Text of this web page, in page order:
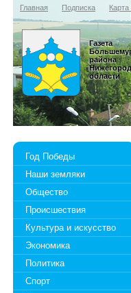
Главная Подписка Карта
Газета
района
области
Год Победы
Наши земляки
Общество
Происшествия
Культура и искусство
Экономика
Политика
Спорт